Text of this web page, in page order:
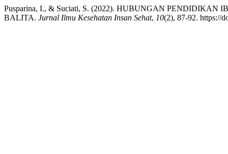
Pusparina, I., & Suciati, S. (2022). HUBUNGAN
BALITA. Jurnal Ilmu Kesehatan Insan Sehat, 10(2), 87-92. https://